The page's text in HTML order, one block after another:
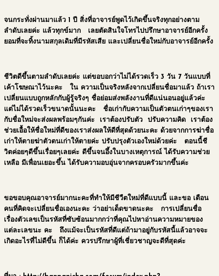
จนกระทั่งผ่านมาแล้ว 1 ปี สิ่งที่อาจารย์พูดไว้เกิดขึ้นจริงทุกอย่างตาม
ลำดับเลยค่ะ แล้วทุกข์มาก เลยตัดสินใจโทรไปปรึกษาอาจารย์อีกครั้ง
ยอมที่จะทิ้งนามสกุลเดิมที่มีรหัสเสีย และเปลี่ยนชื่อใหม่กับอาจารย์อีกครั้ง
ชีวิตดีขึ้นตามลำดับเลยค่ะ แต่ขอบอกว่าไม่ได้รวดเร็ว 3 วัน 7 วันแบบที่
เค้าโฆษณาไว้นะคะ
ใน ความเป็นจริงหลังจากเปลี่ยนชื่อมาแล้ว ถ้าเรา
เปลี่ยนแบบถูกหลักกับผู้รู้จริงๆ ชื่อย่อมส่งพลังงานที่ดีแน่นอนอยู่แล้วค่ะ
แต่ไม่ได้รวดเร็วขนาดนั้นนะคะ ชื่อเก่ากับความเป็นตัวตนเก่าๆของเรา
กับชื่อใหม่จะส่งผลพร้อมๆกันค่ะ เราต้องปรับตัว ปรับความคิด เราต้อง
ช่วยเอื้อให้ชื่อใหม่ที่ดีของเราส่งผลให้ดีที่สุดด้วยนะคะ ด้วยจากการฆ่าชื่อ
เก่าให้ตายฆ่าตัวตนเก่าให้ตายค่ะ ปรับปรุงตัวเองใหม่ด้วยค่ะ ตอนนี้ชี
วิตค่อยๆดีขึ้นเรื่อยๆเลยค่ะ ดีขึ้นจนอึ้งในบางเหตุการณ์ ได้รับความช่วย
เหลือ มีเพื่อนเยอะขึ้น ได้รับความอบอุ่นจากครอบครัวมากขึ้นค่ะ
ขอขอบคุณอาจารย์มากนะคะที่ทำให้มีชีวืตใหม่ที่ดีแบบนี้ และขอ เตือน
คนที่คิดจะเปลี่ยนชื่อเองนะคะ ว่าอย่าเด็ดขาดนะคะ
การเปลี่ยนชื่อ
เรื่องตัวเลขเป็นรหัสที่ซับซ้อนมากกว่าที่คุณไปหาอ่านความหมายของ
แต่ละเลขนะ คะ ถึงแม้จะเป็นรหัสที่ดีแต่ถ้ามาอยู่กับรหัสนี้แล้วอาจจะ
เกิดอะไรที่ไม่ดีขึ้น ก็ได้ค่ะ ควรปรึกษาผู้ที่เชี่ยวชาญจะดีที่สุดค่ะ